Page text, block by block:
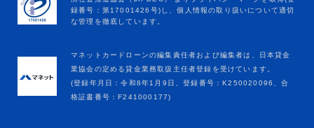
マネットカードローンの編集責任者および編集者は、日本貸金
業協会の定める貸金業務取扱主任者登録を受けています。
(登録年月日：令和8年1月9日、登録番号：K250020096、合
格証書番号：F241000177)